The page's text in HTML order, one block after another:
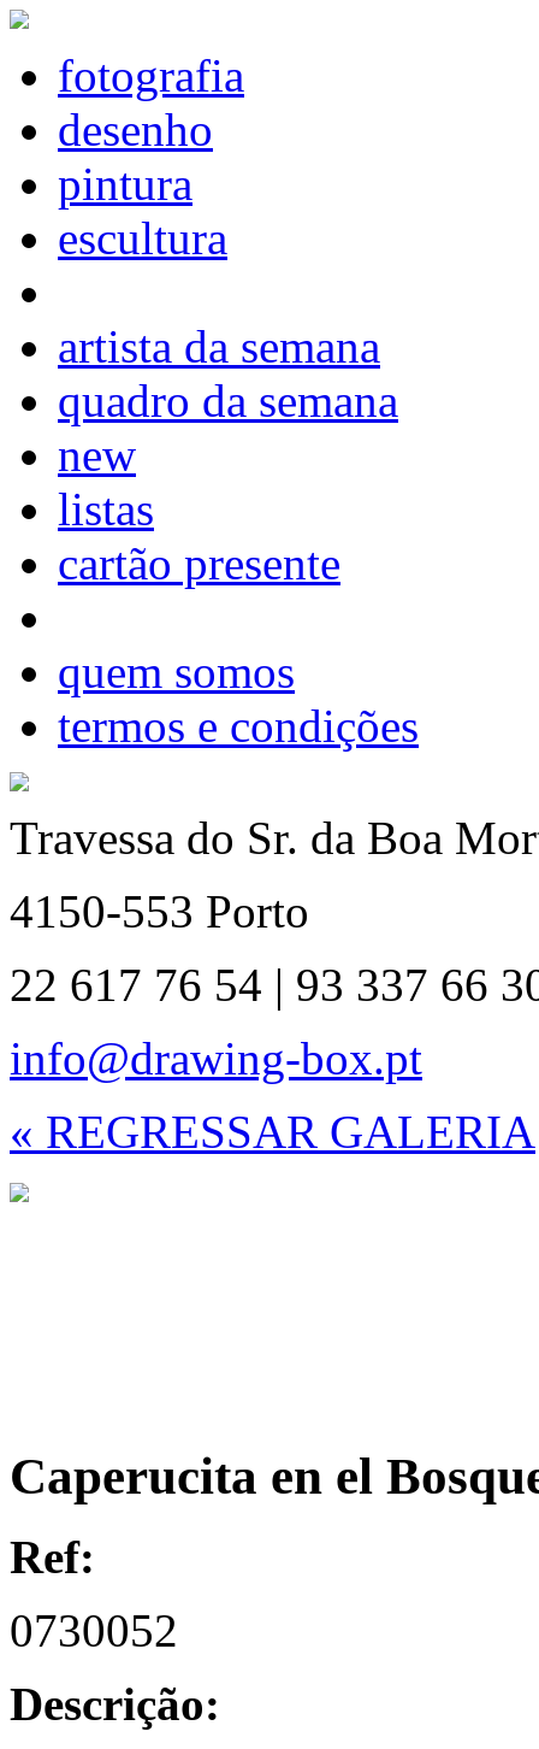
fotografia
desenho
pintura
escultura
artista da semana
quadro da semana
new
listas
cartão presente
quem somos
termos e condições
Travessa do Sr. da Boa
4150-553 Porto
22 617 76 54 | 93 337 66
info@drawing-box.pt
« REGRESSAR GALERIA
Caperucita en el
Ref:
0730052
Descrição: